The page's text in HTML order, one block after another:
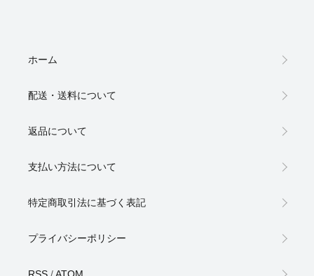
ホーム
配送・送料について
返品について
支払い方法について
特定商取引法に基づく表記
プライバシーポリシー
RSS /ATOM